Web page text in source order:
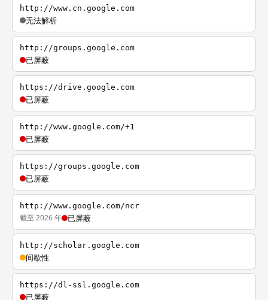
http://www.cn.google.com
无法解析
http://groups.google.com
已屏蔽
https://drive.google.com
已屏蔽
http://www.google.com/+1
已屏蔽
https://groups.google.com
已屏蔽
http://www.google.com/ncr
截至 2026 年 已屏蔽
http://scholar.google.com
间歇性
https://dl-ssl.google.com
已屏蔽